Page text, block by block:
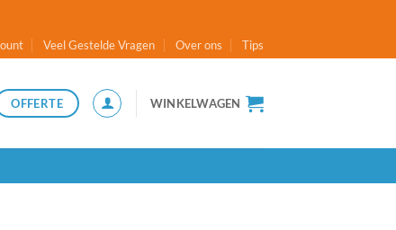
Veel Gestelde Vragen Over ons Tips
OFFERTE WINKELWAGEN